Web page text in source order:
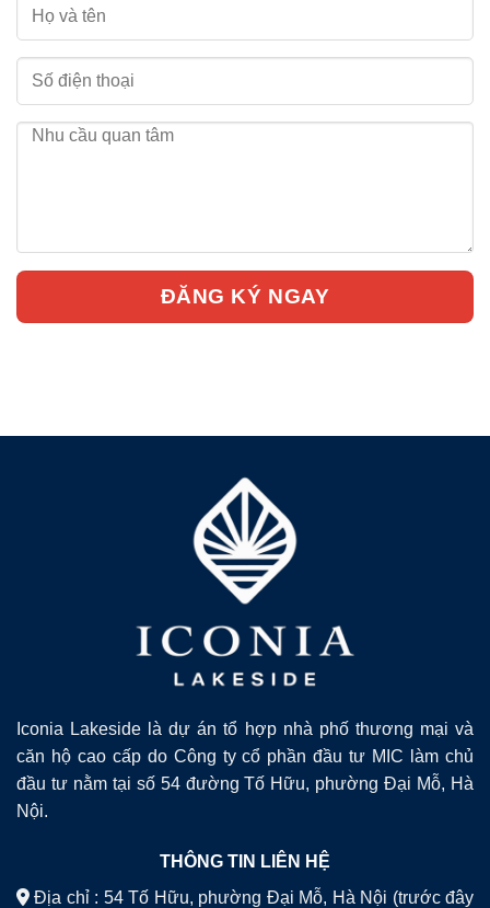
Iconia Lakeside là dự án tổ hợp nhà phố thương mại và
căn hộ cao cấp do Công ty cổ phần đầu tư MIC làm chủ
đầu tư nằm tại số 54 đường Tố Hữu, phường Đại Mỗ, Hà
Nội.
THÔNG TIN LIÊN HỆ
Địa chỉ : 54 Tố Hữu, phường Đại Mỗ, Hà Nội (trước đây